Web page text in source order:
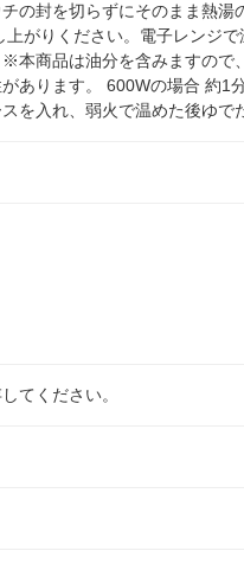
の封を切らずにそのまま熱
がりください。電子レンジ
本商品は油分を含みますの
あります。 600Wの場合 約
を入れ、弱火で温めた後ゆ
てください。